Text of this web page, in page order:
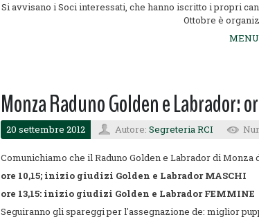
Si avvisano i Soci interessati, che hanno iscritto i propri
Ottobre è
Monza Raduno Golden e Labrador:
20 settembre 2012 Autore: Segreteria RCI
Comunichiamo che il Raduno Golden e Labrador di
ore 10,15; inizio giudizi Golden e Labrador MASCHI
ore 13,15: inizio giudizi Golden e Labrador FEMMINE
Seguiranno gli spareggi per l'assegnazione de: miglior